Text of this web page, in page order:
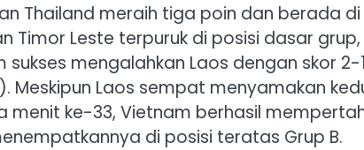
Thailand meraih tiga poin dan berada
Timor Leste terpuruk di posisi dasar
sukses mengalahkan Laos dengan skor
Meskipun Laos sempat menyamakan
menit ke-33, Vietnam berhasil
di posisi teratas Grup B.